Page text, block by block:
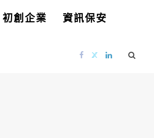
初創企業 資訊保安